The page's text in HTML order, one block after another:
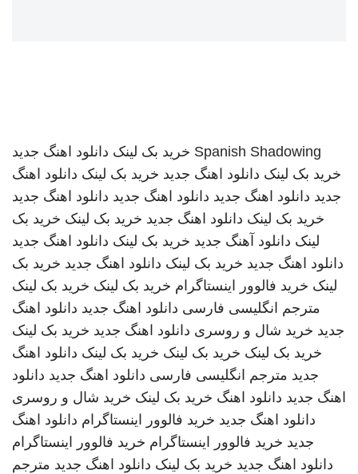
Spanish Shadowing خرید بک لینک دانلود اهنگ جدید
خرید بک لینک دانلود اهنگ جدید خرید بک لینک دانلود اهنگ
جدید دانلود اهنگ جدید دانلود اهنگ جدید دانلود اهنگ جدید
خرید بک لینک دانلود اهنگ جدید خرید بک لینک خرید بک
لینک دانلود آهنگ جدید خرید بک لینک دانلود اهنگ جدید
دانلود اهنگ جدید خرید بک لینک دانلود اهنگ جدید خرید بک
لینک خرید فالوور اینستاگرام خرید بک لینک خرید بک لینک
مترجم انگلیسی فارسی دانلود اهنگ جدید دانلود اهنگ
جدید خرید شال و روسری دانلود اهنگ جدید خرید بک لینک
خرید بک لینک خرید بک لینک خرید بک لینک دانلود اهنگ
جدید مترجم انگلیسی فارسی دانلود اهنگ جدید دانلود
اهنگ جدید دانلود اهنگ خرید بک لینک خرید شال و روسری
دانلود اهنگ جدید خرید فالوور اینستاگرام دانلود اهنگ
جدید خرید فالوور اینستاگرام خرید فالوور اینستاگرام
دانلود اهنگ جدید خرید بک لینک دانلود اهنگ جدید مترجم